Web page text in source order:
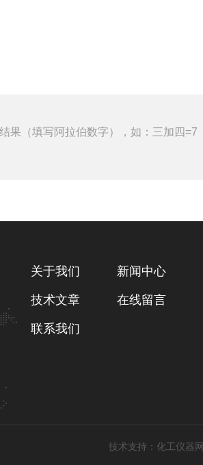
果（填写阿拉伯数字），如：三加四=7
关于我们 新闻中心
技术文章 在线留言
联系我们
技术支持： 化工仪器网